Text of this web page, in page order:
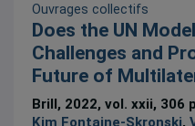
Ouvrages collectifs
Does the UN
Challenges and
Future of
Brill, 2022, vol. xxii, 306
Kim Fontaine-Skronski,